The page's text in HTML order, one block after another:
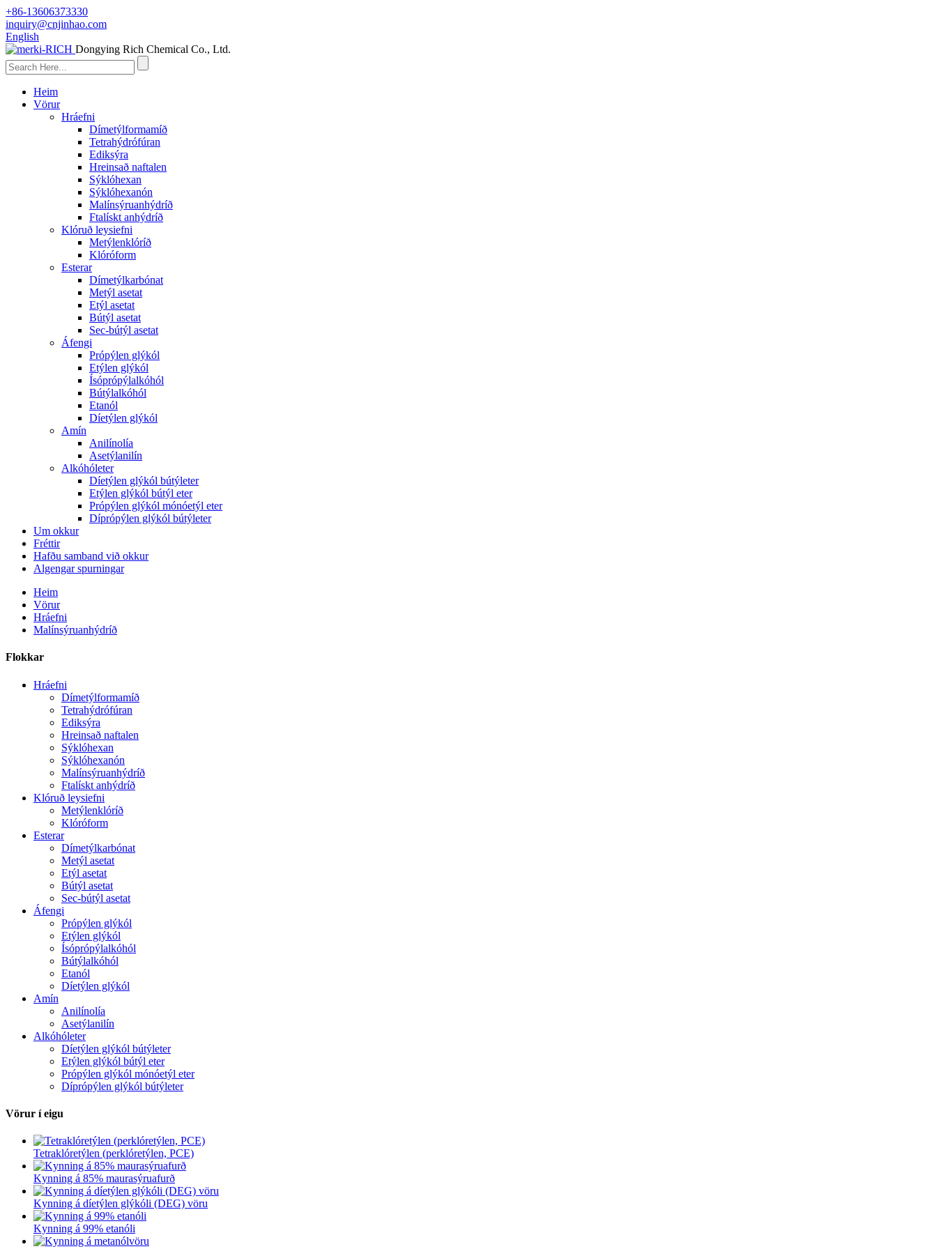
+86-13606373330
inquiry@cnjinhao.com
English
Dongying Rich Chemical Co., Ltd.
Heim
Vörur
Hráefni
Dímetýlformamíð
Tetrahýdrófúran
Ediksýra
Hreinsað naftalen
Sýklóhexan
Sýklóhexanón
Malínsýruanhýdríð
Ftalískt anhýdríð
Klóruð leysiefni
Metýlenklóríð
Klóróform
Esterar
Dímetýlkarbónat
Metýl asetat
Etýl asetat
Bútýl asetat
Sec-bútýl asetat
Áfengi
Própýlen glýkól
Etýlen glýkól
Ísóprópýlalkóhól
Bútýlalkóhól
Etanól
Díetýlen glýkól
Amín
Anilínolía
Asetýlanilín
Alkóhóleter
Díetýlen glýkól bútýleter
Etýlen glýkól bútýl eter
Própýlen glýkól mónóetýl eter
Díprópýlen glýkól bútýleter
Um okkur
Fréttir
Hafðu samband við okkur
Algengar spurningar
Heim
Vörur
Hráefni
Malínsýruanhýdríð
Flokkar
Hráefni
Dímetýlformamíð
Tetrahýdrófúran
Ediksýra
Hreinsað naftalen
Sýklóhexan
Sýklóhexanón
Malínsýruanhýdríð
Ftalískt anhýdríð
Klóruð leysiefni
Metýlenklóríð
Klóróform
Esterar
Dímetýlkarbónat
Metýl asetat
Etýl asetat
Bútýl asetat
Sec-bútýl asetat
Áfengi
Própýlen glýkól
Etýlen glýkól
Ísóprópýlalkóhól
Bútýlalkóhól
Etanól
Díetýlen glýkól
Amín
Anilínolía
Asetýlanilín
Alkóhóleter
Díetýlen glýkól bútýleter
Etýlen glýkól bútýl eter
Própýlen glýkól mónóetýl eter
Díprópýlen glýkól bútýleter
Vörur í eigu
Tetraklóretýlen (perklóretýlen, PCE)
Kynning á 85% maurasýruafurð
Kynning á díetýlen glýkóli (DEG) vöru
Kynning á 99% etanóli